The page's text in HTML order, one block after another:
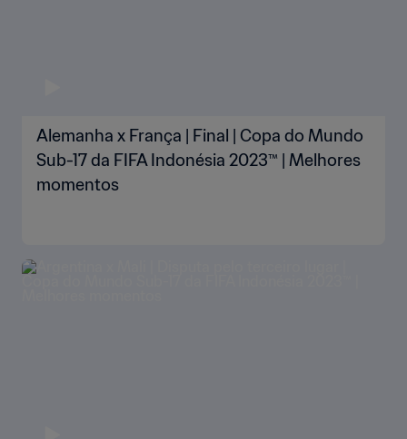
Alemanha x França | Final | Copa do Mundo
Sub-17 da FIFA Indonésia 2023™ | Melhores
momentos